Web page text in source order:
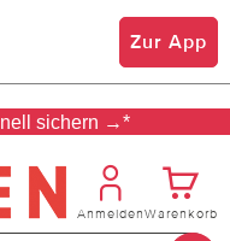
Zur App
sichern →*
AnmeldenWarenkorb